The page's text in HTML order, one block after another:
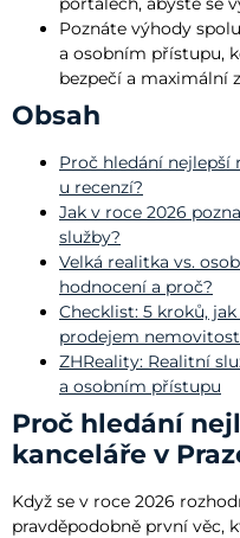
Poznáte výhody
a osobním přístupu,
bezpečí a maximální
Obsah
Proč hledání nejlepší
u recenzí?
Jak v roce 2026
služby?
Velká realitka vs.
hodnocení a proč?
Checklist: 5 kroků,
prodejem
ZHReality: Realitní
a osobním přístupu
Proč hledání
kanceláře v
Když se v roce 2026
pravděpodobně první věc,